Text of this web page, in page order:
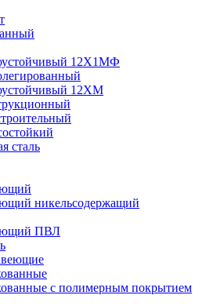
12Х1МФ
12ХМ
сталь
никельсодержащий
ПВЛ
с полимерным покрытием